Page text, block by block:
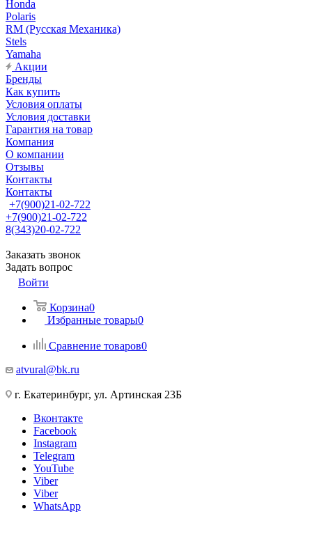
Honda
Polaris
RM (Русская Механика)
Stels
Yamaha
Акции
Бренды
Как купить
Условия оплаты
Условия доставки
Гарантия на товар
Компания
О компании
Отзывы
Контакты
Контакты
+7(900)21-02-722
+7(900)21-02-722
8(343)20-02-722
Заказать звонок
Задать вопрос
Войти
Корзина0
Избранные товары0
Сравнение товаров0
atvural@bk.ru
г. Екатеринбург, ул. Артинская 23Б
Вконтакте
Facebook
Instagram
Telegram
YouTube
Viber
Viber
WhatsApp